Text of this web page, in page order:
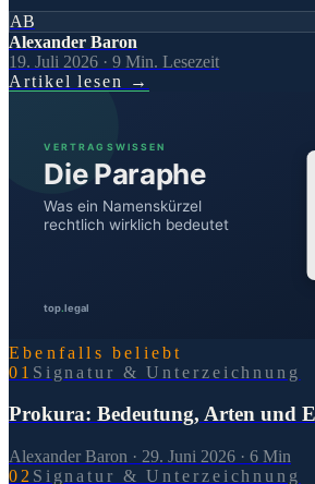
AB
Alexander Baron
19. Juli 2026 · 9 Min. Lesezeit
Artikel lesen
→
Ebenfalls beliebt
0 1 Signatur & Unterzeichnung
Prokura: Bedeutung, Arten und
Alexander Baron · 29. Juni 2026 · 6 Min
0 2 Signatur & Unterzeichnung